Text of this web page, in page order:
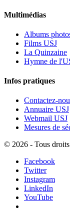
Multimédias
Albums
Films USJ
La Quinzaine
Hymne de
Infos pratiques
Contactez-
Annuaire USJ
Webmail USJ
Mesures de
© 2026 - Tous
Facebook
Twitter
Instagram
LinkedIn
YouTube